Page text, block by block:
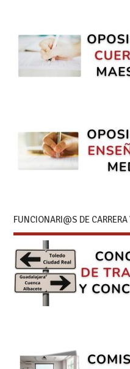
FUNCIONARI@S DE CARRERA